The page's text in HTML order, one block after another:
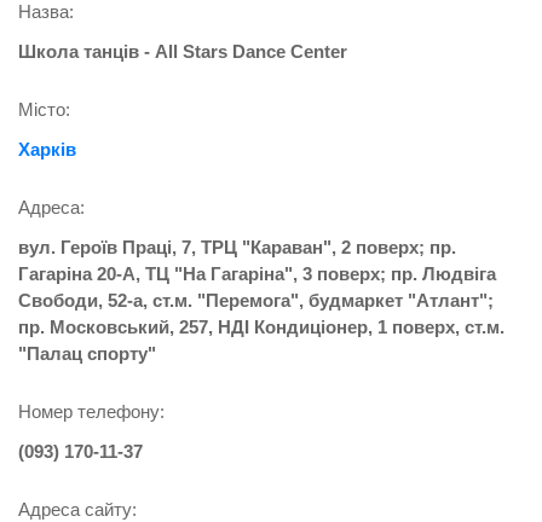
Назва:
Школа танців - All Stars Dance Center
Місто:
Харків
Адреса:
вул. Героїв Праці, 7, ТРЦ "Караван", 2 поверх; пр.
Гагаріна 20-А, ТЦ "На Гагаріна", 3 поверх; пр. Людвіга
Свободи, 52-а, ст.м. "Перемога", будмаркет "Атлант";
пр. Московський, 257, НДІ Кондиціонер, 1 поверх, ст.м.
"Палац спорту"
Номер телефону:
(093) 170-11-37
Адреса сайту: